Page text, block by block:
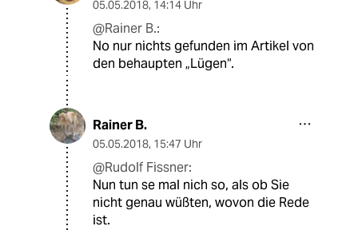
05.05.2018, 14:14 Uhr
@Rainer B.:
No nur nichts gefunden im Artikel von
den behaupten „Lügen“.
Rainer B.
05.05.2018, 15:47 Uhr
@Rudolf Fissner:
Nun tun se mal nich so, als ob Sie
nicht genau wüßten, wovon die Rede
ist.